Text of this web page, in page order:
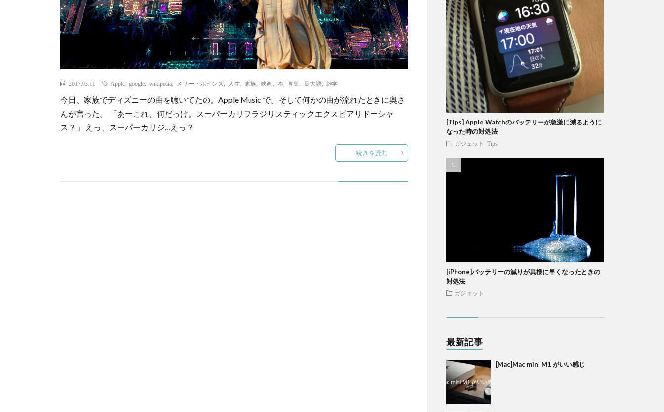
2017.03.11 Apple google wikipedia メリー・ポピンズ 人生 家族 映画 本 言葉 長大語 雑学
今日、家族でディズニーの曲を聴いてたの。Apple Music で。そして何かの曲が流れたときに奥さ
んが言った。 「あーこれ、何だっけ。スーパーカリフラジリスティックエクスピアリドーシャ
ス？」 えっ、スーパーカリジ…えっ？
続きを読む
[Tips] Apple Watchのバッテリーが急激に減るように
なった時の対処法
ガジェット Tips
[iPhone]バッテリーの減りが異様に早くなったときの
対処法
ガジェット
最新記事
[Mac]Mac mini M1 がいい感じ